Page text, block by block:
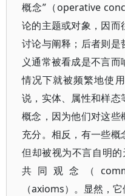
概念”（operative
论的主题或对象，因而
讨论与阐释；后者则是
义通常被看成是不言
情况下就被频繁地使
说，实体、属性和样态
概念，因为他们对这些
充分。相反，有一些概
但却被视为不言自明的
共同观念（
（axioms）。显然，